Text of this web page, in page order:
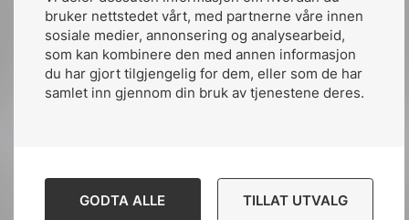
bruker nettstedet vårt, med partnerne våre innen
sosiale medier, annonsering og analysearbeid,
som kan kombinere den med annen informasjon
du har gjort tilgjengelig for dem, eller som de har
samlet inn gjennom din bruk av tjenestene deres.
GODTA ALLE TILLAT UTVALG
Gode faglige samtaler
Samtidig opplevde vi stor aktivitet på
standen gjennom hele messen. Standard
samtalene med installatører, rådgivere,
produsenter og andre fagfolk som tok turen